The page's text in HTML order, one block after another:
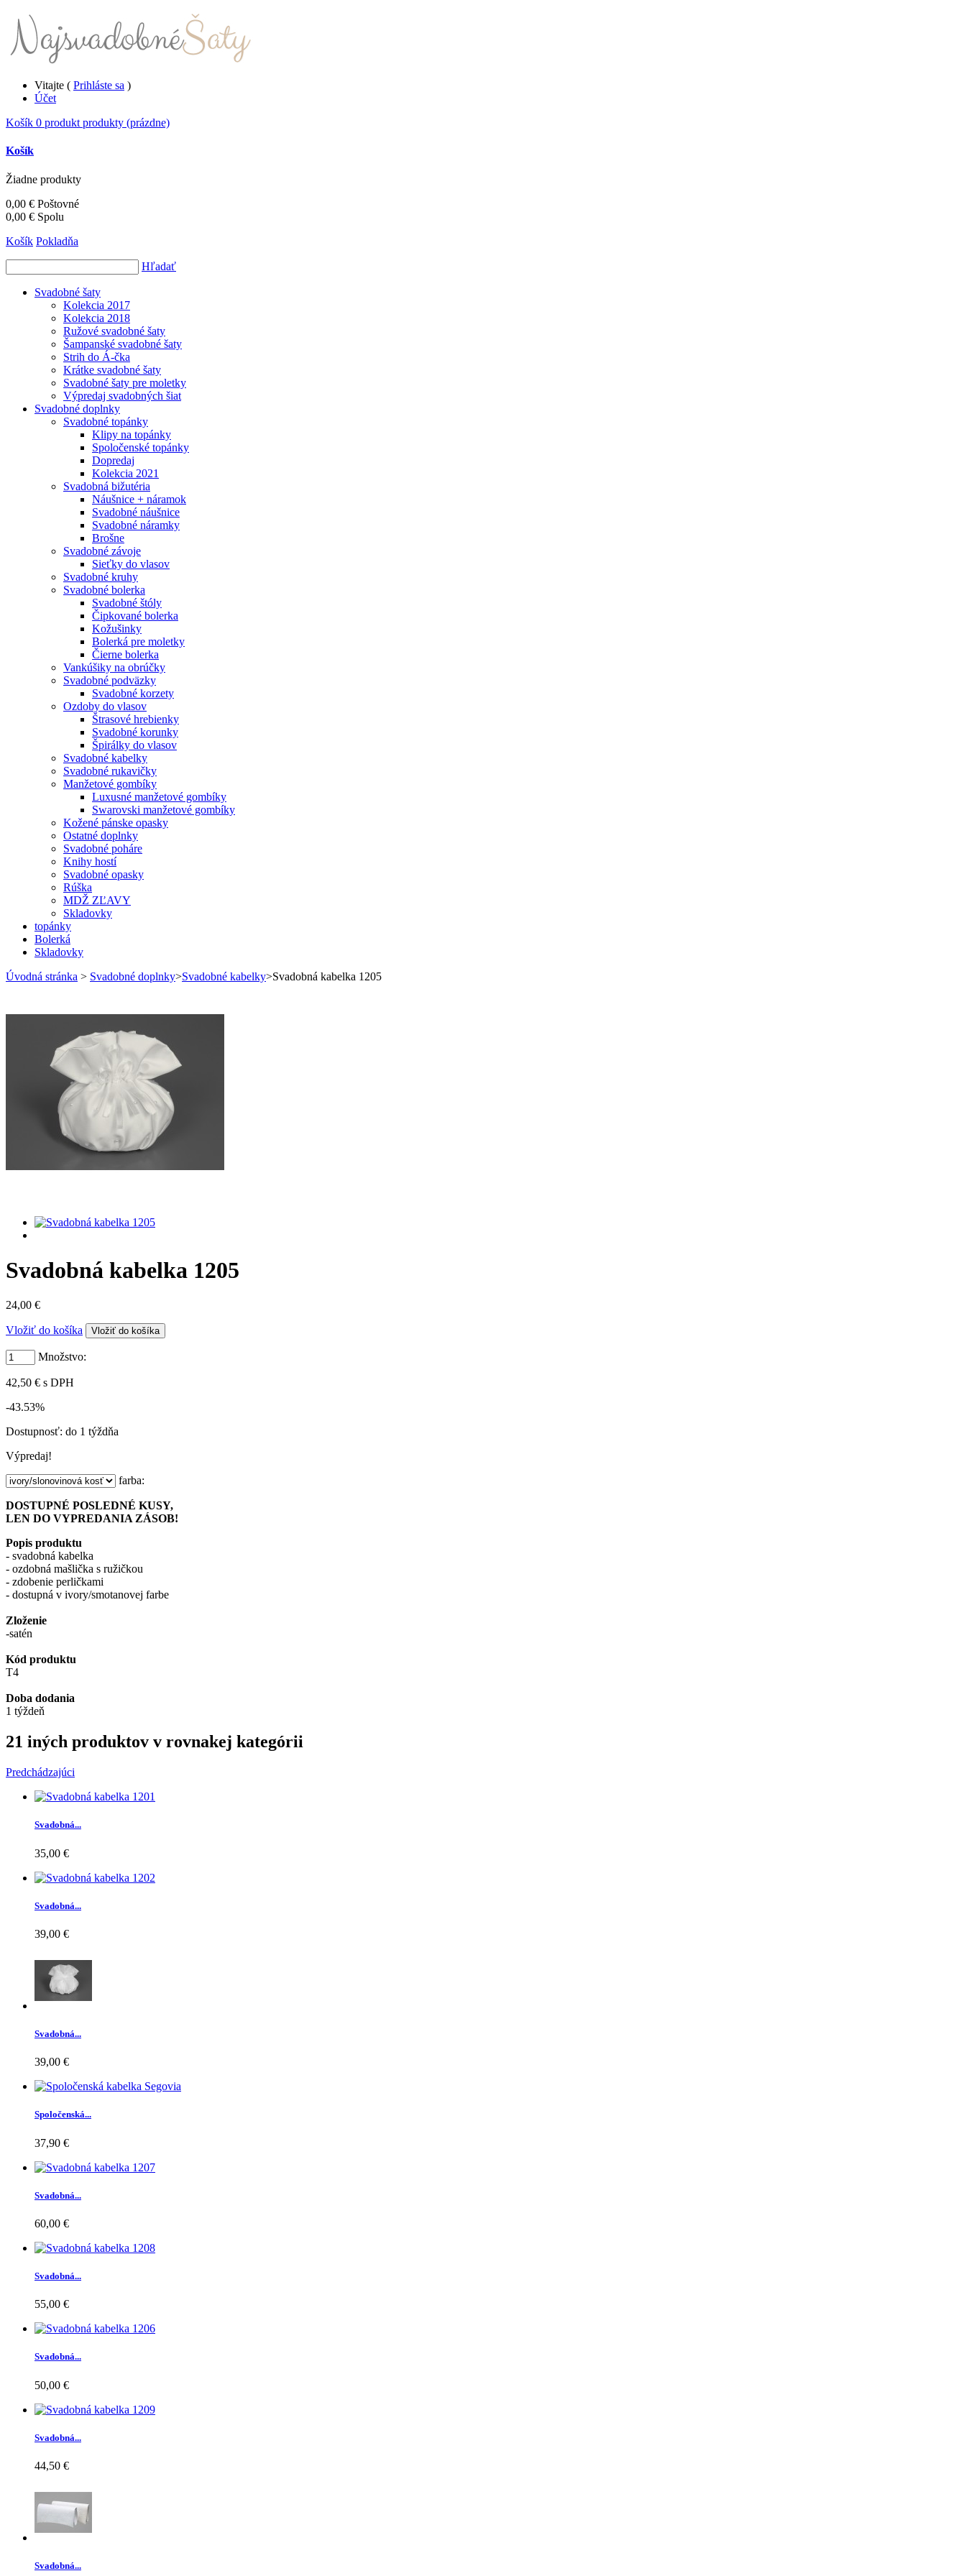
Vitajte ( Prihláste sa )
Účet
Košík 0 produkt produkty (prázdne)
Košík
Žiadne produkty
0,00 € Poštovné
0,00 € Spolu
Košík Pokladňa
Hľadať
Svadobné šaty
Kolekcia 2017
Kolekcia 2018
Ružové svadobné šaty
Šampanské svadobné šaty
Strih do Á-čka
Krátke svadobné šaty
Svadobné šaty pre moletky
Výpredaj svadobných šiat
Svadobné doplnky
Svadobné topánky
Klipy na topánky
Spoločenské topánky
Dopredaj
Kolekcia 2021
Svadobná bižutéria
Náušnice + náramok
Svadobné náušnice
Svadobné náramky
Brošne
Svadobné závoje
Sieťky do vlasov
Svadobné kruhy
Svadobné bolerka
Svadobné štóly
Čipkované bolerka
Kožušinky
Bolerká pre moletky
Čierne bolerka
Vankúšiky na obrúčky
Svadobné podväzky
Svadobné korzety
Ozdoby do vlasov
Štrasové hrebienky
Svadobné korunky
Špirálky do vlasov
Svadobné kabelky
Svadobné rukavičky
Manžetové gombíky
Luxusné manžetové gombíky
Swarovski manžetové gombíky
Kožené pánske opasky
Ostatné doplnky
Svadobné poháre
Knihy hostí
Svadobné opasky
Rúška
MDŽ ZĽAVY
Skladovky
topánky
Bolerká
Skladovky
Úvodná stránka > Svadobné doplnky>Svadobné kabelky>Svadobná kabelka 1205
Svadobná kabelka 1205
24,00 €
Vložiť do košíka
Množstvo:
42,50 € s DPH
-43.53%
Dostupnosť: do 1 týždňa
Výpredaj!
farba:
DOSTUPNÉ POSLEDNÉ KUSY,
LEN DO VYPREDANIA ZÁSOB!
Popis produktu
- svadobná kabelka
- ozdobná mašlička s ružičkou
- zdobenie perličkami
- dostupná v ivory/smotanovej farbe
Zloženie
-satén
Kód produktu
T4
Doba dodania
1 týždeň
21 iných produktov v rovnakej kategórii
Predchádzajúci
Svadobná...
35,00 €
Svadobná...
39,00 €
Svadobná...
39,00 €
Spoločenská...
37,90 €
Svadobná...
60,00 €
Svadobná...
55,00 €
Svadobná...
50,00 €
Svadobná...
44,50 €
Svadobná...